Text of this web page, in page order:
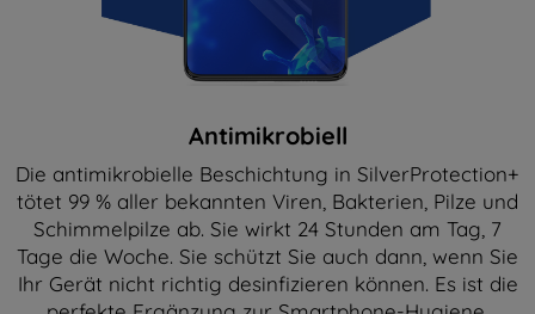
Antimikrobiell
Die antimikrobielle Beschichtung in SilverProtection+
tötet 99 % aller bekannten Viren, Bakterien, Pilze und
Schimmelpilze ab. Sie wirkt 24 Stunden am Tag, 7
Tage die Woche. Sie schützt Sie auch dann, wenn Sie
Ihr Gerät nicht richtig desinfizieren können. Es ist die